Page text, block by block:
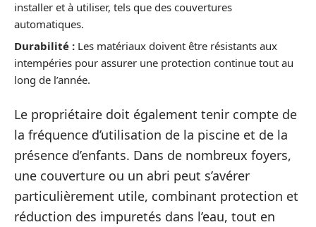
installer et à utiliser, tels que des couvertures
automatiques.
Durabilité : Les matériaux doivent être résistants aux
intempéries pour assurer une protection continue tout au
long de l’année.
Le propriétaire doit également tenir compte de
la fréquence d’utilisation de la piscine et de la
présence d’enfants. Dans de nombreux foyers,
une couverture ou un abri peut s’avérer
particulièrement utile, combinant protection et
réduction des impuretés dans l’eau, tout en